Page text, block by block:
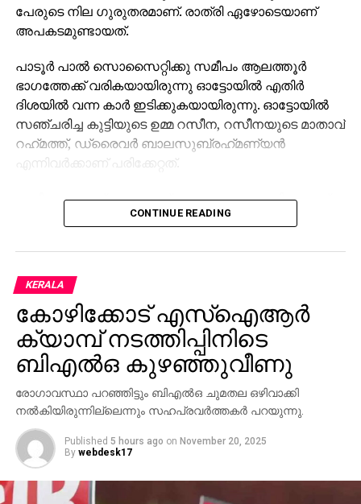
പേരുടെ നില ഗുരുതരമാണ്. രാത്രി ഏഴോടെയാണ്
അപകടമുണ്ടായത്.
പാടൂര്‍ പാല്‍ സൊസൈറ്റിക്കു സമീപം ആലത്തൂര്‍
ഭാഗത്തേക്ക് വരികയായിരുന്നു ഓട്ടോയില്‍ എതിര്‍
ദിശയില്‍ വന്ന കാര്‍ ഇടിക്കുകയായിരുന്നു. ഓട്ടോയില്‍
സഞ്ചരിച്ച കുട്ടിയുടെ ഉമ്മ റസീന, റസീനയുടെ മാതാവ്
റഹ്‌മത്ത്, ഡ്രൈവര്‍ ബാലസുബ്രഹ്‌മണ്യന്‍
എന്നിവര്‍ക്കാണ് പരിക്കേറ്റത്.
റസീനയും റഹ്‌മത്തുമാണ് ഗുരുതരാവസ്ഥയിലുള്ളത്.
ഇവര്‍ ഇരട്ടക്കുളത്തെ സ്വകാര്യ ആശുപത്രിയില്‍
റെജിയെ ആലത്തൂര്‍ പൊലീസ് കസ്റ്റഡിയിലെടുത്തു.
CONTINUE READING
KERALA
കോഴിക്കോട് എസ്‌ഐആര്‍
ക്യാമ്പ് നടത്തിപ്പിനിടെ
ബിഎല്‍ഒ കുഴഞ്ഞുവീണു
രോഗാവസ്ഥാ പറഞ്ഞിട്ടും ബിഎല്‍ഒ ചുമതല ഒഴിവാക്കി
നല്‍കിയിരുന്നില്ലെന്നും സഹപ്രവര്‍ത്തകര്‍ പറയുന്നു.
Published 5 hours ago on November 20, 2025
By webdesk17